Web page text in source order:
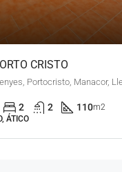
CRISTO
2 2 110m2
ÁTICO